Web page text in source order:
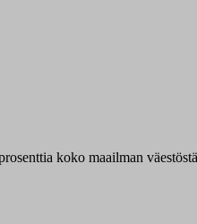
koko maailman